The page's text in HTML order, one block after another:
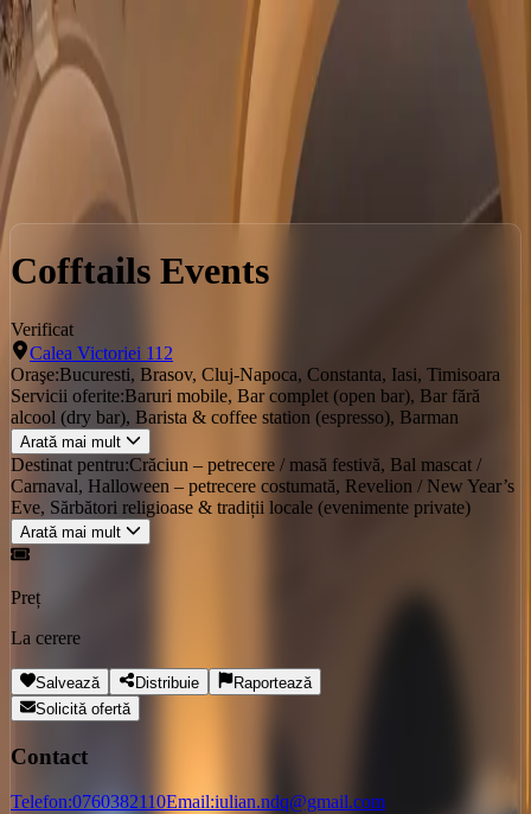
Locații Servicii Evenimente
Servicii Cofftails Events
Cofftails Events
Verificat
Calea Victoriei 112
Oraşe:Bucuresti, Brasov, Cluj-Napoca, Constanta, Iasi, Timisoara
Servicii oferite:Baruri mobile, Bar complet (open bar), Bar fără
alcool (dry bar), Barista & coffee station (espresso), Barman
Arată mai mult
Destinat pentru:Crăciun – petrecere / masă festivă, Bal mascat /
Carnaval, Halloween – petrecere costumată, Revelion / New Year’s
Eve, Sărbători religioase & tradiții locale (evenimente private)
Arată mai mult
Preț
La cerere
Salvează Distribuie
Raportează
Solicită ofertă
Contact
Telefon:0760382110Email:iulian.ndq@gmail.com